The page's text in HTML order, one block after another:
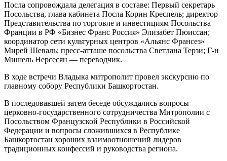
Посла сопровождала делегация в составе: Первый секретарь
Посольства, глава кабинета Посла Корин Креспель; директор
Представительства по торговле и инвестициям Посольства
Франции в РФ «Бизнес Франс Россия» Элизабет Пюиссан;
координатор сети культурных центров «Альянс Франсез»
Мирей Шеваль; пресс-атташе посольства Светлана Терзи; Г-н
Мишель Нерсесян — переводчик.
В ходе встречи Владыка митрополит провел экскурсию по
главному собору Республики Башкортостан.
В последовавшей затем беседе обсуждались вопросы
церковно-государственного сотрудничества Митрополии с
Посольством Французской Республики в Российской
Федерации и вопросы сложившихся в Республике
Башкортостан хороших взаимоотношений лидеров
традиционных конфессий и руководства региона.